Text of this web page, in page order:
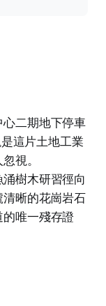
二期地下停車
這片土地工業
視。
樹木研習徑向
晰的花崗岩石
唯一殘存證